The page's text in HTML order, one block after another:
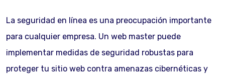
La seguridad en línea es una preocupación importante
para cualquier empresa. Un web master puede
implementar medidas de seguridad robustas para
proteger tu sitio web contra amenazas cibernéticas y